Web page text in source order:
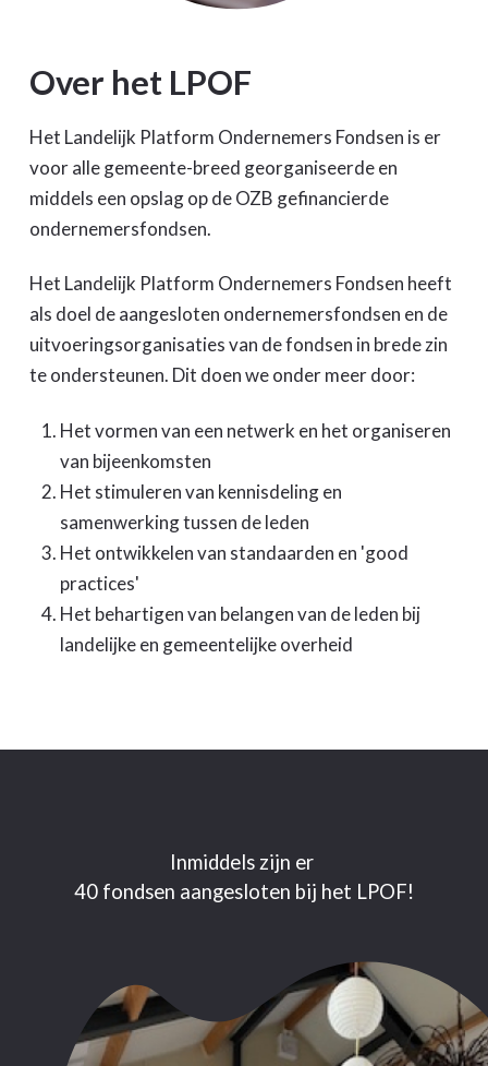
Over het LPOF
Het Landelijk Platform Ondernemers Fondsen is er
voor alle gemeente-breed georganiseerde en
middels een opslag op de OZB gefinancierde
ondernemersfondsen.
Het Landelijk Platform Ondernemers Fondsen heeft
als doel de aangesloten ondernemersfondsen en de
uitvoeringsorganisaties van de fondsen in brede zin
te ondersteunen. Dit doen we onder meer door:
Het vormen van een netwerk en het organiseren
van bijeenkomsten
Het stimuleren van kennisdeling en
samenwerking tussen de leden
Het ontwikkelen van standaarden en 'good
practices'
Het behartigen van belangen van de leden bij
landelijke en gemeentelijke overheid
Inmiddels zijn er
40fondsen aangesloten bij het LPOF!